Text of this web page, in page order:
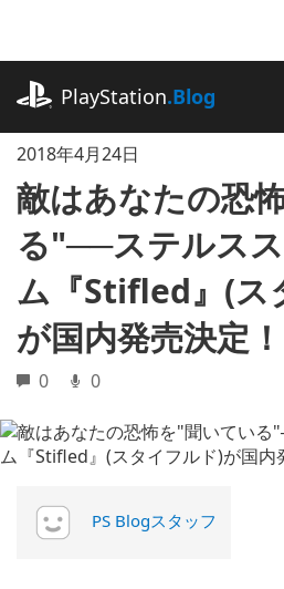
に
キ
ッ
プ
PlayStation.Blog
2018年4月24日
敵はあなたの恐
る"──ステルス
ム『Stifled』(ス
が国内発売決定！
0 0
PS Blogスタッフ